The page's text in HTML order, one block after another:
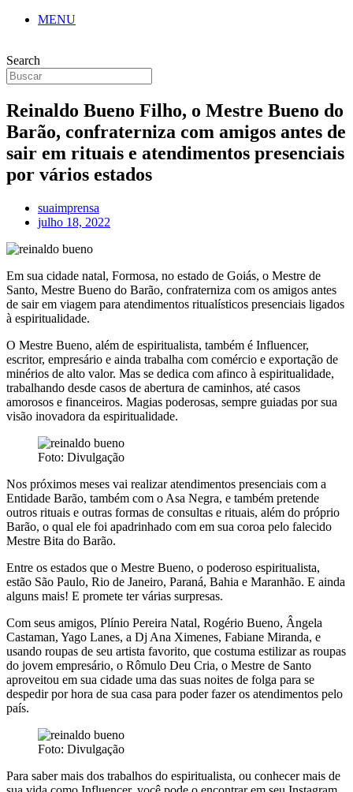
MENU
Search
Reinaldo Bueno Filho, o Mestre Bueno do
Barão, confraterniza com amigos antes de
sair em rituais e atendimentos presenciais
por vários estados
suaimprensa
julho 18, 2022
Em sua cidade natal, Formosa, no estado de Goiás, o Mestre de
Santo, Mestre Bueno do Barão, confraterniza com os amigos antes
de sair em viagem para atendimentos ritualísticos presenciais ligados
à espiritualidade.
O Mestre Bueno, além de espiritualista, também é Influencer,
escritor, empresário e ainda trabalha com comércio e exportação de
minérios de alto valor. Mas se dedica com afinco à espiritualidade,
trabalhando desde casos de abertura de caminhos, até casos
amorosos e financeiros. Magias poderosas, sempre guiadas por sua
visão inovadora da espiritualidade.
Foto: Divulgação
Nos próximos meses vai realizar atendimentos presenciais com a
Entidade Barão, também com o Asa Negra, e também pretende
outros rituais e outras formas de consultas e rituais, além do próprio
Barão, o qual ele foi apadrinhado com em sua coroa pelo falecido
Mestre Bita do Barão.
Entre os estados que o Mestre Bueno, o poderoso espiritualista,
estão São Paulo, Rio de Janeiro, Paraná, Bahia e Maranhão. E ainda
alguns mais! E promete ter várias surpresas.
Com seus amigos, Plínio Pereira Natal, Rogério Bueno, Ângela
Castaman, Yago Lanes, a Dj Ana Ximenes, Fabiane Miranda, e
usando roupas de seu artista favorito, que costuma estilizar as roupas
do jovem empresário, o Rômulo Deu Cria, o Mestre de Santo
aproveitou em sua cidade uma das suas noites de folga para se
despedir por hora de sua casa para poder fazer os atendimentos pelo
país.
Foto: Divulgação
Para saber mais dos trabalhos do espiritualista, ou conhecer mais de